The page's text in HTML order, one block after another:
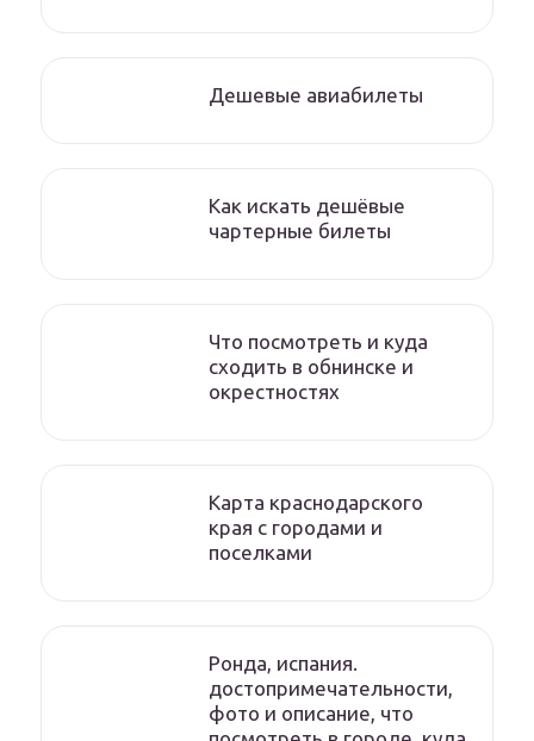
Дешевые авиабилеты
Как искать дешёвые
чартерные билеты
Что посмотреть и куда
сходить в обнинске и
окрестностях
Карта краснодарского
края с городами и
поселками
Ронда, испания.
достопримечательности,
фото и описание, что